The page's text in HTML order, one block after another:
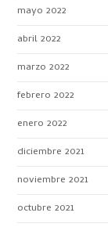
mayo 2022
abril 2022
marzo 2022
febrero 2022
enero 2022
diciembre 2021
noviembre 2021
octubre 2021